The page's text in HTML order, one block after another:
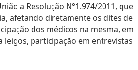
a Resolução N°1.974/2011, que
afetando diretamente os dites de
dos médicos na mesma, em
leigos, participação em entrevistas